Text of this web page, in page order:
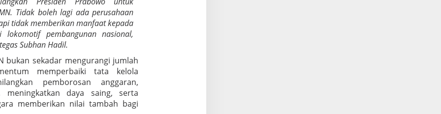
Tidak boleh lagi ada perusahaan
tidak memberikan manfaat kepada
pembangunan nasional,
Subhan Hadil.
bukan sekadar mengurangi jumlah
memperbaiki tata kelola
pemborosan anggaran,
meningkatkan daya saing, serta
memberikan nilai tambah bagi